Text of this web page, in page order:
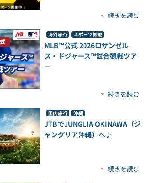
続きを読む
海外旅行 スポーツ観戦
MLB™公式 2026ロサンゼル
ス・ドジャース™試合観戦ツア
ー
続きを読む
国内旅行 沖縄
JTBでJUNGLIA OKINAWA（ジ
ャングリア沖縄）へ♪
続きを読む